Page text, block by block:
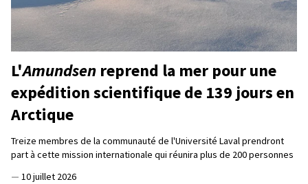
L'Amundsen reprend la mer pour une
expédition scientifique de 139 jours en
Arctique
Treize membres de la communauté de l'Université Laval prendront
part à cette mission internationale qui réunira plus de 200 personnes
— 10 juillet 2026